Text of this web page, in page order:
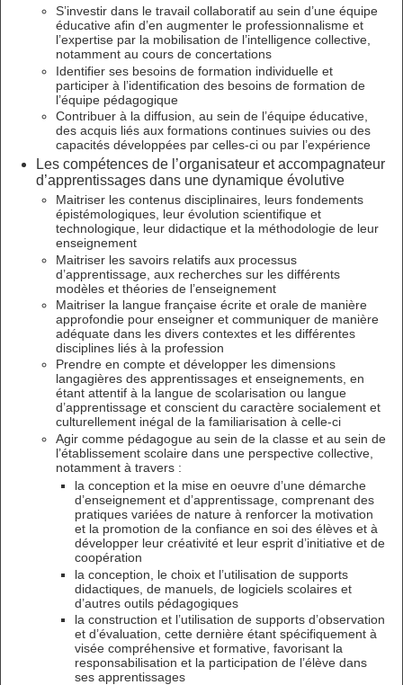
S’investir dans le travail collaboratif au sein d’une équipe
éducative afin d’en augmenter le professionnalisme et
l’expertise par la mobilisation de l’intelligence collective,
notamment au cours de concertations
Identifier ses besoins de formation individuelle et
participer à l’identification des besoins de formation de
l’équipe pédagogique
Contribuer à la diffusion, au sein de l’équipe éducative,
des acquis liés aux formations continues suivies ou des
capacités développées par celles-ci ou par l’expérience
Les compétences de l’organisateur et accompagnateur
d’apprentissages dans une dynamique évolutive
Maitriser les contenus disciplinaires, leurs fondements
épistémologiques, leur évolution scientifique et
technologique, leur didactique et la méthodologie de leur
enseignement
Maitriser les savoirs relatifs aux processus
d’apprentissage, aux recherches sur les différents
modèles et théories de l’enseignement
Maitriser la langue française écrite et orale de manière
approfondie pour enseigner et communiquer de manière
adéquate dans les divers contextes et les différentes
disciplines liés à la profession
Prendre en compte et développer les dimensions
langagières des apprentissages et enseignements, en
étant attentif à la langue de scolarisation ou langue
d’apprentissage et conscient du caractère socialement et
culturellement inégal de la familiarisation à celle-ci
Agir comme pédagogue au sein de la classe et au sein de
l’établissement scolaire dans une perspective collective,
notamment à travers :
la conception et la mise en oeuvre d’une démarche
d’enseignement et d’apprentissage, comprenant des
pratiques variées de nature à renforcer la motivation
et la promotion de la confiance en soi des élèves et à
développer leur créativité et leur esprit d’initiative et de
coopération
la conception, le choix et l’utilisation de supports
didactiques, de manuels, de logiciels scolaires et
d’autres outils pédagogiques
la construction et l’utilisation de supports d’observation
et d’évaluation, cette dernière étant spécifiquement à
visée compréhensive et formative, favorisant la
responsabilisation et la participation de l’élève dans
ses apprentissages